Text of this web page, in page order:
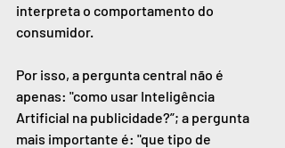
interpreta o comportamento do
consumidor.
Por isso, a pergunta central não é
apenas: "como usar Inteligência
Artificial na publicidade?”; a pergunta
mais importante é: "que tipo de